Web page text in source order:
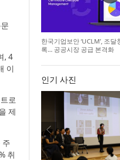
, 4
이
로
제
주
취
한국기업보안 ‘UCLM’, 조
록… 공공시장 공급 본격화
인기 사진